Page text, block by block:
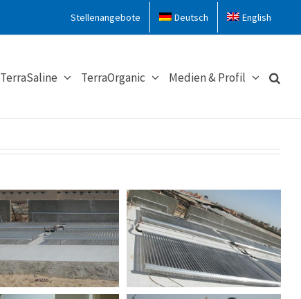
Stellenangebote Deutsch English
TerraSaline TerraOrganic Medien & Profil